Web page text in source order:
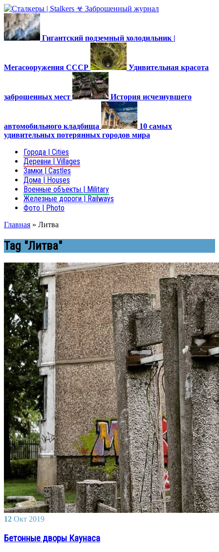
Гигантский подземный холодильник |
Мегасооружения СССР Удивительная красота
заброшенных мест История исчезнувшего
автомобильного кладбища
10 самых
удивительных потерянных городов мира
Города | Cities
Деревни | Villages
Замки | Castles
Дома | Houses
Военные объекты | Military
Железные дороги | Railways
Фото | Photo
Главная » Литва
Tag "Литва"
12 Окт 2019
Бетонные дворы Каунаса